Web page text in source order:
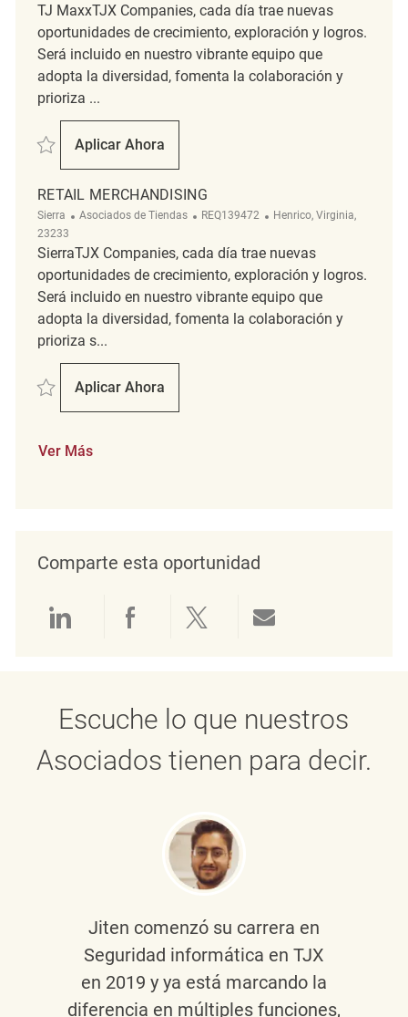
TJ MaxxTJX Companies, cada día trae nuevas
oportunidades de crecimiento, exploración y logros.
Será incluido en nuestro vibrante equipo que
adopta la diversidad, fomenta la colaboración y
prioriza ...
Salvar FT Merchandising Associate REQ134192
Aplicar Ahora
FT Merchandising Associate
RETAIL MERCHANDISING
Sierra Categoría
Asociados de Tiendas ReqId
REQ139472 Ubicación
Henrico, Virginia,
23233
SierraTJX Companies, cada día trae nuevas
oportunidades de crecimiento, exploración y logros.
Será incluido en nuestro vibrante equipo que
adopta la diversidad, fomenta la colaboración y
prioriza s...
Salvar Retail Merchandising REQ139472
Aplicar Ahora
Retail Merchandising
Ver Más
Comparte esta oportunidad
Compartir a través de LinkedIn
Compartir a través de
Compartir a través
Escuche lo que nuestros
Asociados tienen para decir.
Jiten comenzó su carrera en
Seguridad informática en TJX
en 2019 y ya está marcando la
diferencia en múltiples funciones,